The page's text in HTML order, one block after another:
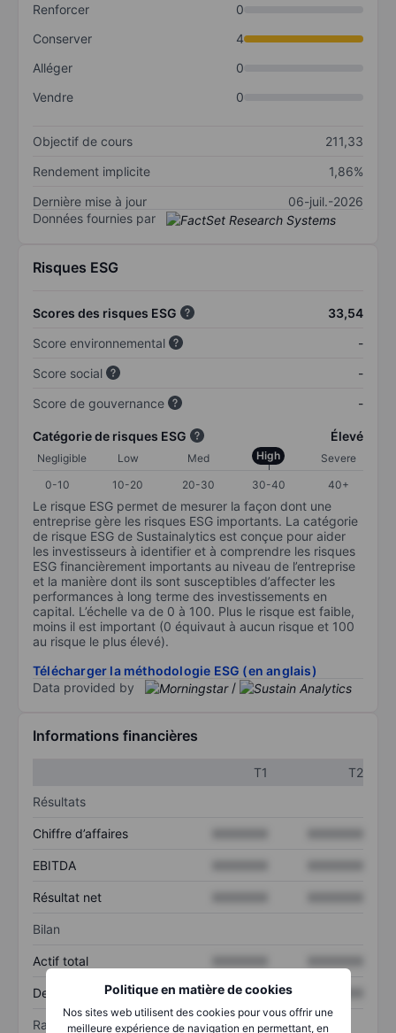
Politique en matière de cookies
Nos sites web utilisent des cookies pour vous offrir une
meilleure expérience de navigation en permettant, en
Renforcer
0
Conserver
4
Alléger
0
Vendre
0
Objectif de cours
211,33
Rendement implicite
1,86%
Dernière mise à jour
06-juil.-2026
Données fournies par
Risques ESG
Scores des risques ESG
33,54
Score environnemental
-
Score social
-
Score de gouvernance
-
Catégorie de risques ESG Élevé
Negligible Low Med High
Severe
0-10
10-20 20-30 30-40 40+
Le risque ESG permet de mesurer la façon dont une
entreprise gère les risques ESG importants. La catégorie
de risque ESG de Sustainalytics est conçue pour aider
les investisseurs à identifier et à comprendre les risques
ESG financièrement importants au niveau de l’entreprise
et la manière dont ils sont susceptibles d’affecter les
performances à long terme des investissements en
capital. L’échelle va de 0 à 100. Plus le risque est faible,
moins il est important (0 équivaut à aucun risque et 100
au risque le plus élevé).
Télécharger la méthodologie ESG (en anglais)
Data provided by
/
Informations financières
T1
T2
Résultats
Chiffre d’affaires
EBITDA
Résultat net
Bilan
Actif total
Dette totale XXXXXXX
Ratios